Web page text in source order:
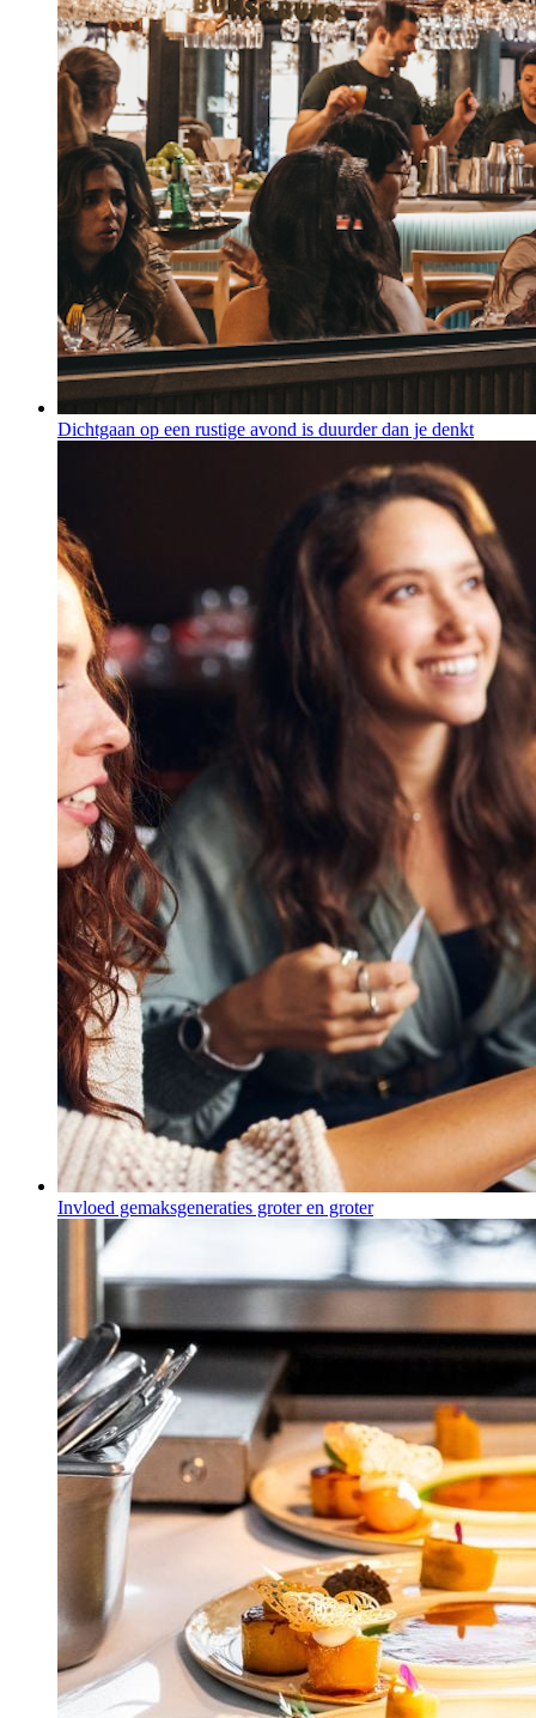
Dichtgaan op een rustige avond is duurder dan je denkt
Invloed gemaksgeneraties groter en groter